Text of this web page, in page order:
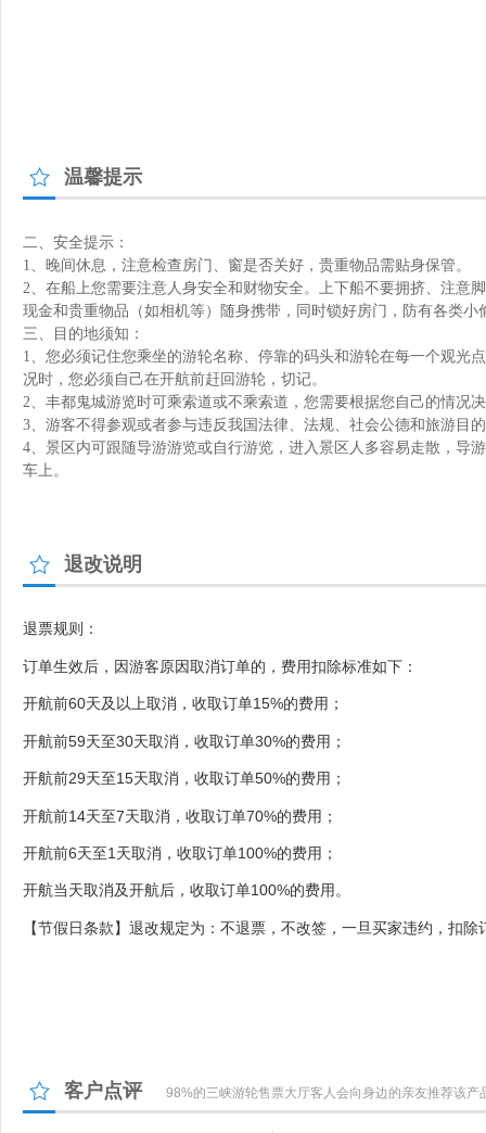
温馨提示
二、安全提示：
1、晚间休息，注意检查房门、窗是否关好，贵重物品需贴身保管。
2、在船上您需要注意人身安全和财物安全。上下船不要拥挤、注意
现金和贵重物品（如相机等）随身携带，同时锁好房门，防有各类小
三、目的地须知：
1、您必须记住您乘坐的游轮名称、停靠的码头和游轮在每一个观光
况时，您必须自己在开航前赶回游轮，切记。
2、丰都鬼城游览时可乘索道或不乘索道，您需要根据您自己的情况
3、游客不得参观或者参与违反我国法律、法规、社会公德和旅游目
4、景区内可跟随导游游览或自行游览，进入景区人多容易走散，导
车上。
退改说明
退票规则：
订单生效后，因游客原因取消订单的，费用扣除标准如下：
开航前60天及以上取消，收取订单15%的费用；
开航前59天至30天取消，收取订单30%的费用；
开航前29天至15天取消，收取订单50%的费用；
开航前14天至7天取消，收取订单70%的费用；
开航前6天至1天取消，收取订单100%的费用；
开航当天取消及开航后，收取订单100%的费用。
【节假日条款】退改规定为：不退票，不改签，一旦买家违约，扣
客户点评 98%的三峡游轮售票大厅客人会向身边的亲友推荐该产